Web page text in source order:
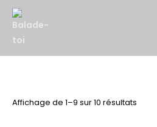
Affichage de 1–9 sur 10 résultats